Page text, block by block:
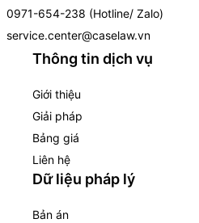
0971-654-238 (Hotline/ Zalo)
service.center@caselaw.vn
Thông tin dịch vụ
Giới thiệu
Giải pháp
Bảng giá
Liên hệ
Dữ liệu pháp lý
Bản án